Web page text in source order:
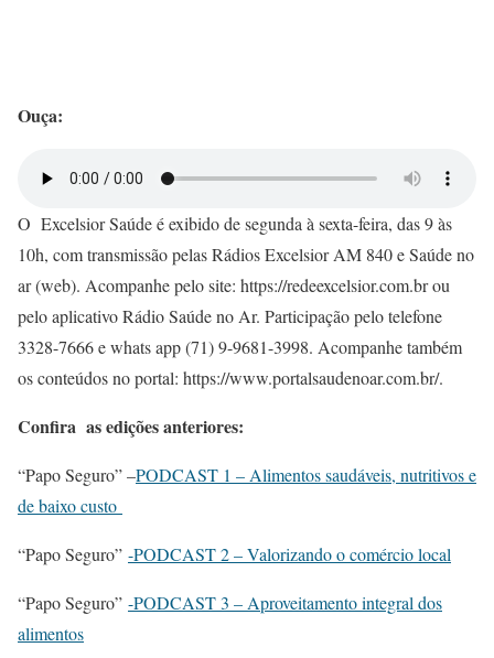
Ouça:
O Excelsior Saúde é exibido de segunda à sexta-feira, das 9 às
10h, com transmissão pelas Rádios Excelsior AM 840 e Saúde no
ar (web). Acompanhe pelo site: https://redeexcelsior.com.br ou
pelo aplicativo Rádio Saúde no Ar. Participação pelo telefone
3328-7666 e whats app (71) 9-9681-3998. Acompanhe também
os conteúdos no portal: https://www.portalsaudenoar.com.br/.
Confira as edições anteriores:
“Papo Seguro” –PODCAST 1 – Alimentos saudáveis, nutritivos e
de baixo custo
“Papo Seguro” -PODCAST 2 – Valorizando o comércio local
“Papo Seguro” -PODCAST 3 – Aproveitamento integral dos
alimentos